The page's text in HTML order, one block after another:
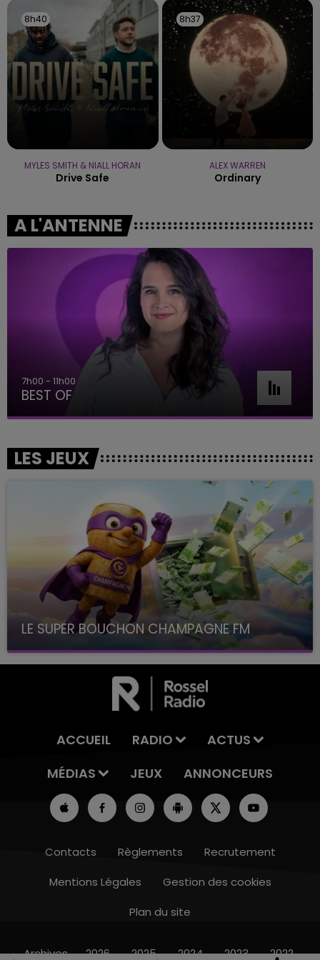
16h00 - 20h00
8h40
8h40
MYLES SMITH & NIALL HORAN
Drive Safe
8h37
8h37
ALEX WARREN
Ordinary
A L'ANTENNE
7h00 - 11h00
BEST OF
LES JEUX
LE SUPER BOUCHON CHAMPAGNE FM
avec La Famille Champagne FM, à 8H10
ACCUEIL RADIO
ACTUS
MÉDIAS
JEUX ANNONCEURS
Contacts Règlements
Recrutement
Mentions Légales
Gestion des cookies
Plan du site
Archives 2026 2025 2024 2023 2022